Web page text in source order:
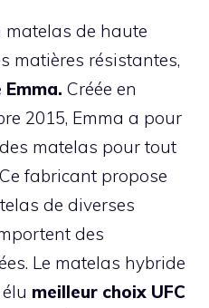
matelas de haute
matières résistantes,
Créée en
2015, Emma a pour
matelas pour tout
fabricant propose
de diverses
des
Le matelas hybride
meilleur choix UFC